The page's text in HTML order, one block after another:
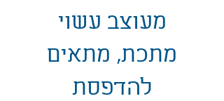
מעוצב עשוי
מתכת, מתאים
להדפסת